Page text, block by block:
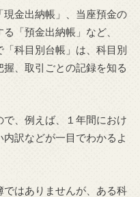
金出納帳」、当座預金の
「預金出納帳」など、
科目別台帳」は、科目別
、取引ごとの記録を知る
、例えば、１年間におけ
訳などが一目でわかるよ
はありませんが、ある科